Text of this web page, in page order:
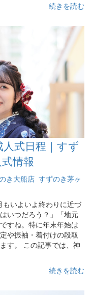
続きを読む
人式日程｜すず
情報
き大船店 すずのき茅ヶ
いよいよ終わりに近づ
いつだろう？」「地元
すね。特に年末年始は
や振袖・着付けの段取
す。 この記事では、神
続きを読む